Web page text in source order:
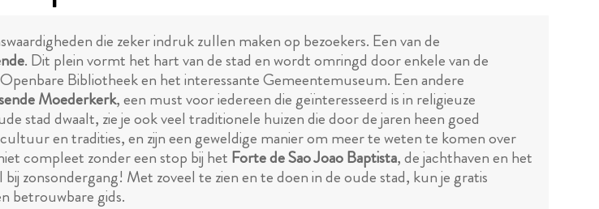
die zeker indruk zullen maken op bezoekers. Een van de
. Dit plein vormt het hart van de stad en wordt omringd door enkele van de
Bibliotheek en het interessante Gemeentemuseum. Een andere
Moederkerk, een must voor iedereen die geïnteresseerd is in religieuze
stad dwaalt, zie je ook veel traditionele huizen die door de jaren heen goed
en tradities, en zijn een geweldige manier om meer te weten te komen over
compleet zonder een stop bij het Forte de Sao Joao Baptista, de jachthaven en het
zonsondergang! Met zoveel te zien en te doen in de oude stad, kun je gratis
betrouwbare gids.